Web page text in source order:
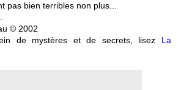
pas bien terribles non plus...
© 2002
de mystères et de secrets, lisez La